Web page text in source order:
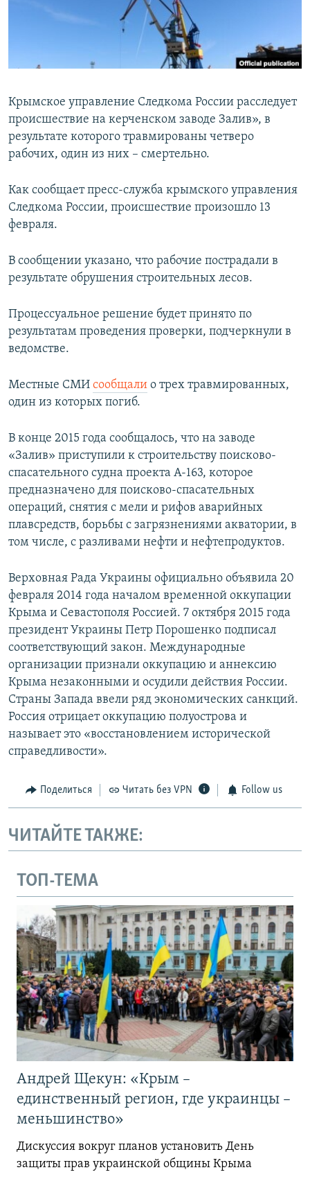
ПОБЕДИТЕЛЕЙ НЕ СУДЯТ?
ELIFBE
ПРИСОЕДИНЯЙТЕСЬ!
Все сайты RFE/RL
Крымское управление Следкома России расследует
происшествие на керченском заводе Залив», в
результате которого травмированы четверо
рабочих, один из них – смертельно.
Как сообщает пресс-служба крымского управления
Следкома России, происшествие произошло 13
февраля.
В сообщении указано, что рабочие пострадали в
результате обрушения строительных лесов.
Процессуальное решение будет принято по
результатам проведения проверки, подчеркнули в
ведомстве.
Местные СМИ сообщали о трех травмированных,
один из которых погиб.
В конце 2015 года сообщалось, что на заводе
«Залив» приступили к строительству поисково-
спасательного судна проекта А-163, которое
предназначено для поисково-спасательных
операций, снятия с мели и рифов аварийных
плавсредств, борьбы с загрязнениями акватории, в
том числе, с разливами нефти и нефтепродуктов.
Верховная Рада Украины официально объявила 20
февраля 2014 года началом временной оккупации
Крыма и Севастополя Россией. 7 октября 2015 года
президент Украины Петр Порошенко подписал
соответствующий закон. Международные
организации признали оккупацию и аннексию
Крыма незаконными и осудили действия России.
Страны Запада ввели ряд экономических санкций.
Россия отрицает оккупацию полуострова и
называет это «восстановлением исторической
справедливости».
Поделиться Читать без VPN Follow us
ЧИТАЙТЕ ТАКЖЕ:
ТОП-ТЕМА
Андрей Щекун: «Крым –
единственный регион, где украинцы –
меньшинство»
Дискуссия вокруг планов установить День
защиты прав украинской общины Крыма